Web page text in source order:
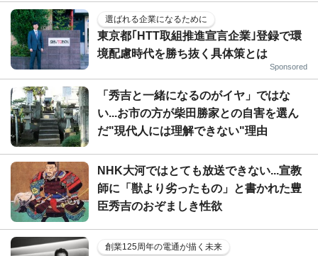
選ばれる企業になるために
東京都｢HTT取組推進宣言企業｣登録で環
境配慮時代を勝ち抜く具体策とは
Sponsored
「秀吉と一緒になるのがイヤ」ではな
い...お市の方が柴田勝家との自害を選ん
だ"現代人には理解できない"理由
NHK大河ではとても放送できない...宣教
師に「獣より劣ったもの」と書かれた豊
臣秀吉のおぞましき性欲
創業125周年の電通が描く未来